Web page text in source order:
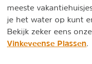
meeste
je het water op kunt
Bekijk zeker eens onze
Vinkeveense Plassen